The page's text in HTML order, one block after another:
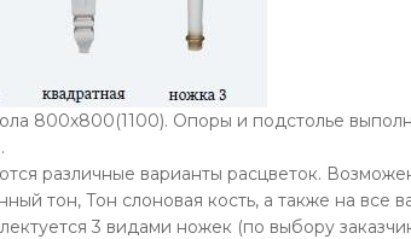
800х800(1100). Опоры и подстолье
различные варианты расцветок.
тон, Тон слоновая кость, а также на все
3 видами ножек (по выбору